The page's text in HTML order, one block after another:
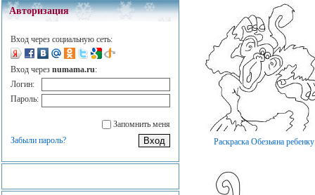
Авторизация
Вход через социальную сеть:
Вход через numama.ru:
Логин:
Пароль:
Запомнить меня
Забыли пароль?
Раскраска Обезьяна ребенку